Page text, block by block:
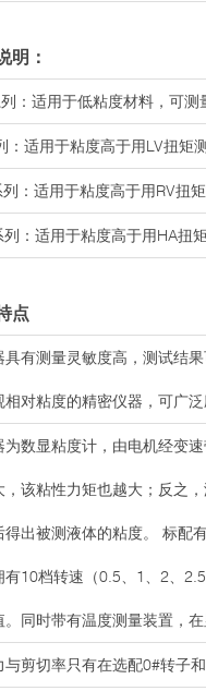
明：
列：适用于低粘度材料，可
：适用于粘度高于用LV扭矩
列：适用于粘度高于用RV扭
列：适用于粘度高于用HA扭
点
具有测量灵敏度高，测试结
相对粘度的精密仪器，可广
为数显粘度计，由电机经变
，该粘性力矩也越大；反之
得出被测液体的粘度。 标配
有10档转速（0.5、1、2、
。同时带有温度测量装置，
与剪切率只有在选配0#转子